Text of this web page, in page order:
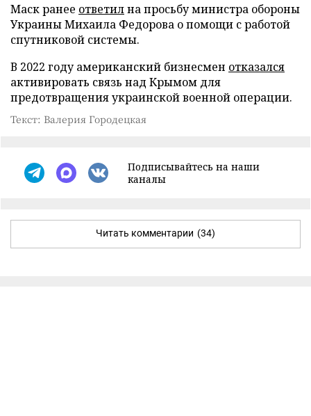
Маск ранее ответилна просьбу министра обороны
Украины Михаила Федорова о помощи с работой
спутниковой системы.
В 2022 году американский бизнесмен отказался
активировать связь над Крымом для
предотвращения украинской военной операции.
Текст: Валерия Городецкая
Подписывайтесь на наши
каналы
Читать комментарии (34)